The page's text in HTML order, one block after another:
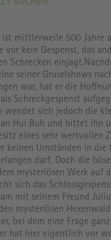
ist mittlerweile 500 Jahre
vor kein Gespenst, das
Schrecken einjagt.
seiner Gruselshows
war, hat er die
Schreckgespenst
wendet sich jedoch die
Hui Buh und bittet ihn
eines sehr wertvollen
keinen Umständen in die
darf. Doch die
mysteriösen Werk auf
sich das
mit seinem Freund
mysteriösen
bei dem eine Frage
hat hier eigentlich vor